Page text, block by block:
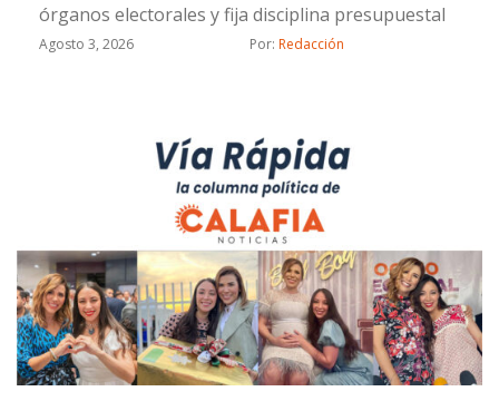
órganos electorales y fija disciplina presupuestal
Agosto 3, 2026 Por: Redacción